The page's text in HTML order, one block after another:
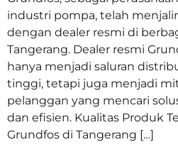
industri pompa, telah
dengan dealer resmi di
Tangerang. Dealer resmi
hanya menjadi saluran
tinggi, tetapi juga menjadi
pelanggan yang mencari
dan efisien. Kualitas Produk
Grundfos di Tangerang […]